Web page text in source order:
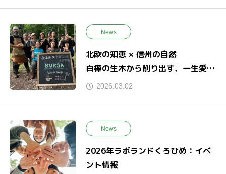
News
北欧の知恵 × 信州の自然
白樺の生木から削り出す、一生愛せ
るククサ作り。
2026.03.02
News
2026年ラボランドくろひめ：イベ
ント情報